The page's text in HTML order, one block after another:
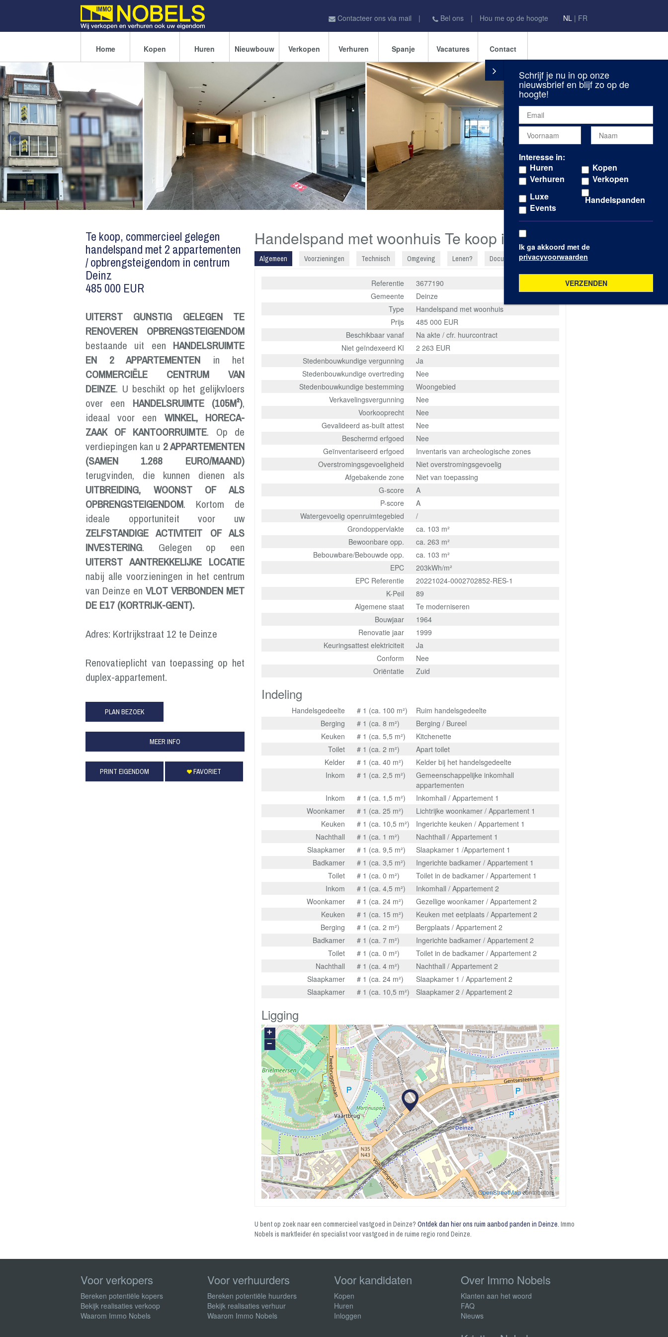
NL | FR
Contacteer ons via mail | Bel ons | Hou me op de hoogte
Home Kopen Huren Nieuwbouw Verkopen Verhuren Spanje Vacatures Contact
<
Te koop, commercieel gelegen
handelspand met 2 appartementen
/ opbrengsteigendom in centrum
Deinz
485 000 EUR
UITERST GUNSTIG GELEGEN TE
RENOVEREN OPBRENGSTEIGENDOM
bestaande uit een HANDELSRUIMTE
EN 2 APPARTEMENTEN in het
COMMERCIËLE CENTRUM VAN
DEINZE. U beschikt op het gelijkvloers
over een HANDELSRUIMTE (105M²),
ideaal voor een WINKEL, HORECA-
ZAAK OF KANTOORRUIMTE. Op de
verdiepingen kan u 2 APPARTEMENTEN
(SAMEN 1.268 EURO/MAAND)
terugvinden, die kunnen dienen als
UITBREIDING, WOONST OF ALS
OPBRENGSTEIGENDOM. Kortom de
ideale opportuniteit voor uw
ZELFSTANDIGE ACTIVITEIT OF ALS
INVESTERING. Gelegen op een
UITERST AANTREKKELIJKE LOCATIE
nabij alle voorzieningen in het centrum
van Deinze en VLOT VERBONDEN MET
DE E17 (KORTRIJK-GENT).
Adres: Kortrijkstraat 12 te Deinze
Renovatieplicht van toepassing op het
duplex-appartement.
PLAN BEZOEK
MEER INFO
PRINT EIGENDOM FAVORIET
Handelspand met woonhuis Te koop in Deinze
Algemeen Voorzieningen Technisch Omgeving Lenen? Documenten/Plannen
Referentie
3677190
Gemeente
Deinze
Type
Handelspand met woonhuis
Prijs
485 000 EUR
Beschikbaar vanaf
Na akte / cfr. huurcontract
Niet geïndexeerd KI
2 263 EUR
Stedenbouwkundige vergunning
Ja
Stedenbouwkundige overtreding
Nee
Stedenbouwkundige bestemming
Woongebied
Verkavelingsvergunning
Nee
Voorkooprecht
Nee
Gevalideerd as-built attest
Nee
Beschermd erfgoed
Nee
Geïnventariseerd erfgoed
Inventaris van archeologische zones
Overstromingsgevoeligheid
Niet overstromingsgevoelig
Afgebakende zone
Niet van toepassing
G-score
A
P-score
A
Watergevoelig openruimtegebied
/
Grondoppervlakte
ca. 103 m²
Bewoonbare opp.
ca. 263 m²
Bebouwbare/Bebouwde opp.
ca. 103 m²
EPC
203kWh/m²
EPC Referentie
20221024-0002702852-RES-1
K-Peil
89
Algemene staat
Te moderniseren
Bouwjaar
1964
Renovatie jaar
1999
Keuringsattest elektriciteit
Ja
Conform
Nee
Oriëntatie
Zuid
Indeling
Handelsgedeelte # 1 (ca. 100 m²)
Ruim handelsgedeelte
Berging
# 1 (ca. 8 m²)
Berging / Bureel
Keuken
# 1 (ca. 5,5 m²)
Kitchenette
Toilet
# 1 (ca. 2 m²)
Apart toilet
Kelder
# 1 (ca. 40 m²)
Kelder bij het handelsgedeelte
Inkom
# 1 (ca. 2,5 m²)
Gemeenschappelijke inkomhall
appartementen
Inkom
# 1 (ca. 1,5 m²)
Inkomhall / Appartement 1
Woonkamer
# 1 (ca. 25 m²)
Lichtrijke woonkamer / Appartement 1
Keuken
# 1 (ca. 10,5 m²)
Ingerichte keuken / Appartement 1
Nachthall
# 1 (ca. 1 m²)
Nachthall / Appartement 1
Slaapkamer
# 1 (ca. 9,5 m²)
Slaapkamer 1 /Appartement 1
Badkamer
# 1 (ca. 3,5 m²)
Ingerichte badkamer / Appartement 1
Toilet
# 1 (ca. 0 m²)
Toilet in de badkamer / Appartement 1
Inkom
# 1 (ca. 4,5 m²)
Inkomhall / Appartement 2
Woonkamer
# 1 (ca. 24 m²)
Gezellige woonkamer / Appartement 2
Keuken
# 1 (ca. 15 m²)
Keuken met eetplaats / Appartement 2
Berging
# 1 (ca. 2 m²)
Bergplaats / Appartement 2
Badkamer
# 1 (ca. 7 m²)
Ingerichte badkamer / Appartement 2
Toilet
# 1 (ca. 0 m²)
Toilet in de badkamer / Appartement 2
Nachthall
# 1 (ca. 4 m²)
Nachthall / Appartement 2
Slaapkamer
# 1 (ca. 24 m²)
Slaapkamer 1 / Appartement 2
Slaapkamer
# 1 (ca. 10,5 m²) Slaapkamer 2 / Appartement 2
Ligging
+
−
©OpenStreetMapcontributors
U bent op zoek naar een commercieel vastgoed in Deinze?Ontdek dan hier ons ruim aanbod panden in Deinze. Immo
Nobels is marktleider én specialist voor vastgoed in de ruime regio rond Deinze.
Voor verkopers
Bereken potentiële kopers
Bekijk realisaties verkoop
Waarom Immo Nobels
Voor verhuurders
Bereken potentiële huurders
Bekijk realisaties verhuur
Waarom Immo Nobels
Voor kandidaten
Kopen
Huren
Inloggen
Over Immo Nobels
Klanten aan het woord
FAQ
Nieuws
Schrijf je nu in op onze
nieuwsbrief en blijf zo op de
hoogte!
Interesse in:
Huren
Kopen
Verhuren
Verkopen
Luxe
Handelspanden
Events
Ik ga akkoord met de
privacyvoorwaarden